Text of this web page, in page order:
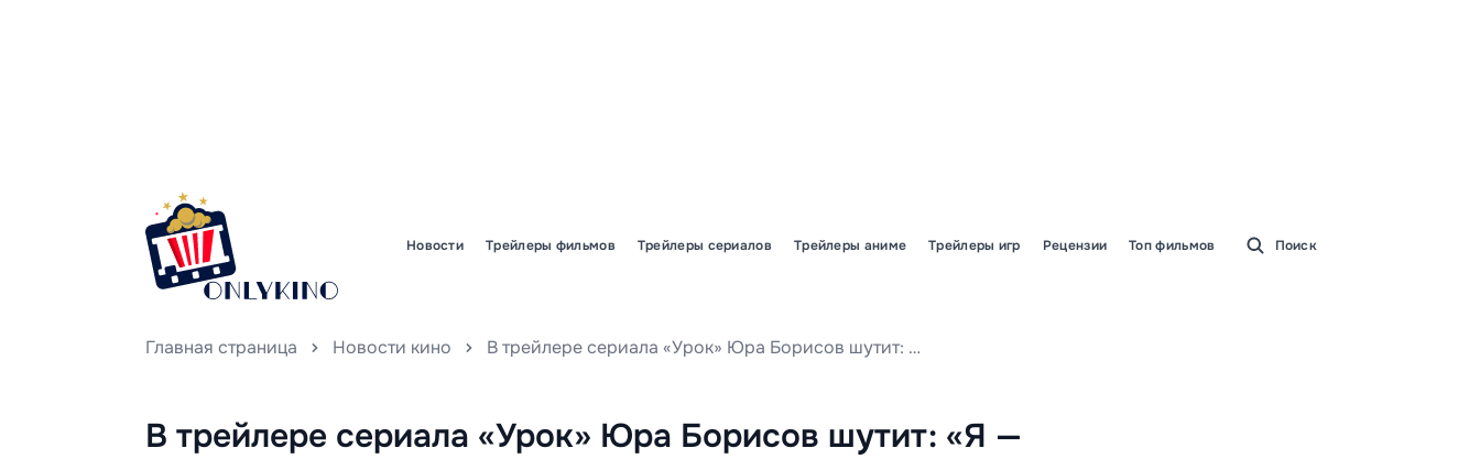
Новости Трейлеры фильмов Трейлеры сериалов Трейлеры аниме Трейлеры игр Рецензии Топ фильмов Поиск
Главная страница Новости кино В трейлере сериала «Урок» Юра Борисов шутит: «Я — безнадежный кандидат», когда устраивается на работу в школу.
В трейлере сериала «Урок» Юра Борисов шутит: «Я —